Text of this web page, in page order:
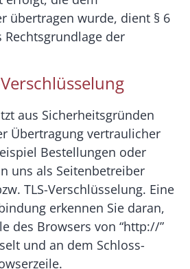
übertragen wurde, dient § 6
Rechtsgrundlage der
aus Sicherheitsgründen
Übertragung vertraulicher
Bestellungen oder
uns als Seitenbetreiber
TLS-Verschlüsselung. Eine
erkennen Sie daran,
des Browsers von “http://”
und an dem Schloss-